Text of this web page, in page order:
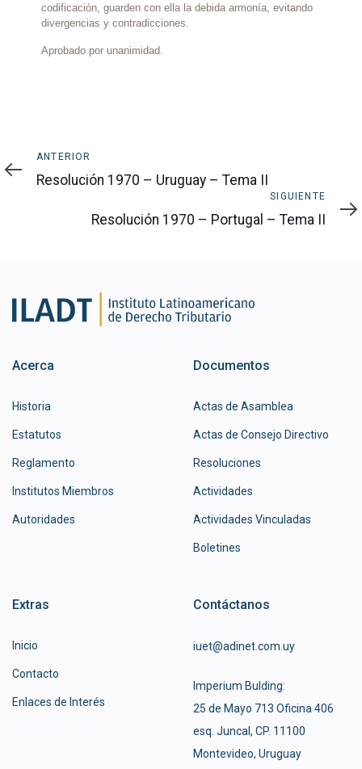
codificación, guarden con ella la debida armonía, evitando
divergencias y contradicciones.
Aprobado por unanimidad.
Anterior
ANTERIOR
Resolución 1970 – Uruguay – Tema II
SIGUIENTE
Resolución 1970 – Portugal – Tema II
Acerca
Historia
Estatutos
Reglamento
Institutos Miembros
Autoridades
Documentos
Actas de Asamblea
Actas de Consejo Directivo
Resoluciones
Actividades
Actividades Vinculadas
Boletines
Extras
Inicio
Contacto
Enlaces de Interés
Contáctanos
iuet@adinet.com.uy
Imperium Bulding:
25 de Mayo 713 Oficina 406
esq. Juncal, CP. 11100
Montevideo, Uruguay